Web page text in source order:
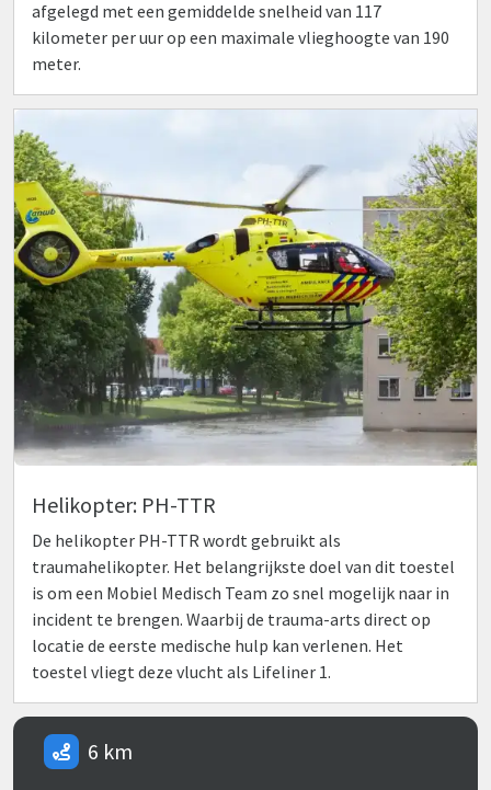
afgelegd met een gemiddelde snelheid van 117
kilometer per uur op een maximale vlieghoogte van 190
meter.
Helikopter: PH-TTR
De helikopter PH-TTR wordt gebruikt als
traumahelikopter. Het belangrijkste doel van dit toestel
is om een Mobiel Medisch Team zo snel mogelijk naar in
incident te brengen. Waarbij de trauma-arts direct op
locatie de eerste medische hulp kan verlenen. Het
toestel vliegt deze vlucht als Lifeliner 1.
6 km